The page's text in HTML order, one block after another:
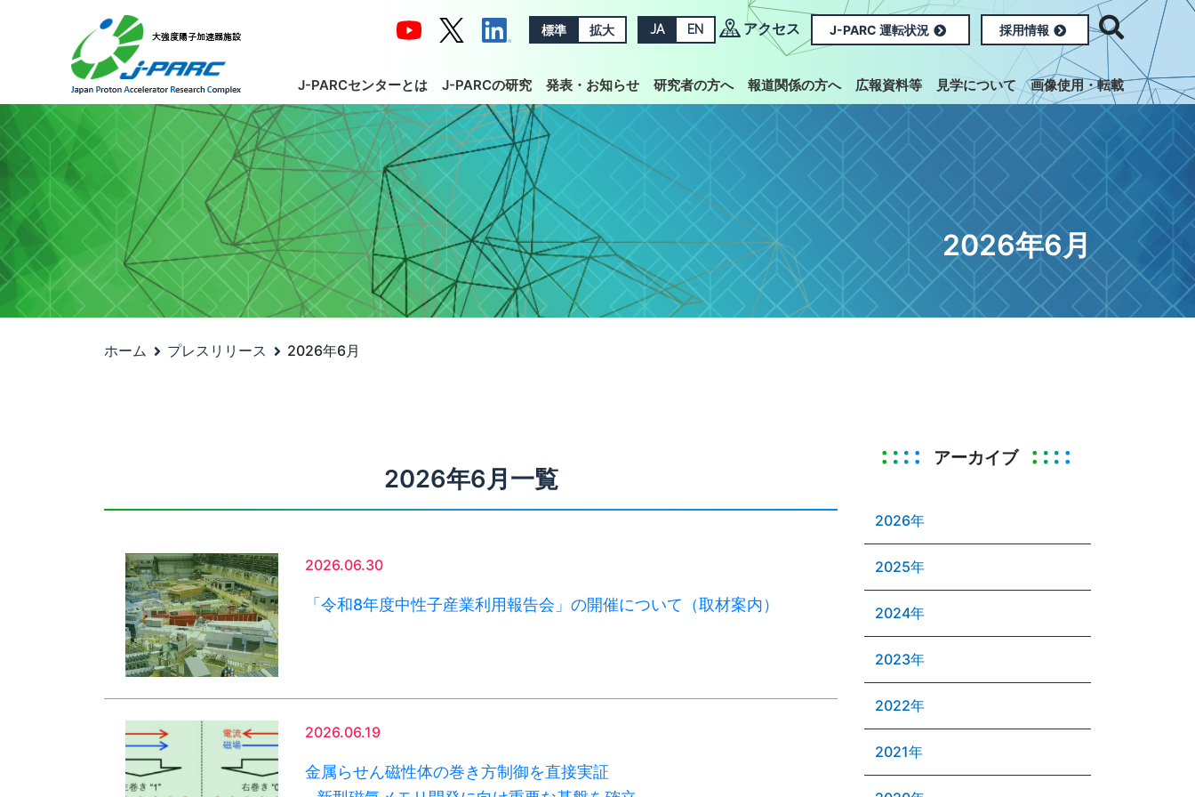
標準 拡大 JA EN アクセス J-PARC 運転状況 採用情報
J-PARCセンターとは J-PARCの研究 発表・お知らせ 研究者の方へ 報道関係の方へ 広報資料等 見学について 画像使用・転載
2026年6月
ホーム プレスリリース 2026年6月
2026年6月一覧
2026.06.30
「令和8年度中性子産業利用報告会」の開催について（取材案内）
2026.06.19
金属らせん磁性体の巻き方制御を直接実証
アーカイブ
2026年
2025年
2024年
2023年
2022年
2021年